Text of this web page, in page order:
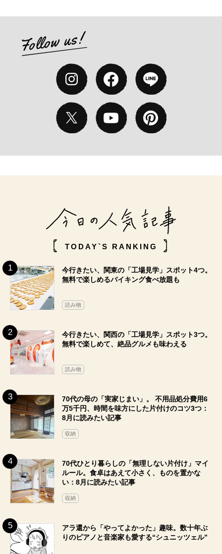
TODAY`S RANKING
今行きたい、関東の「工場見学」スポット4つ。
無料で楽しめるバイキング食べ放題も
読み物
今行きたい、関西の「工場見学」スポット3つ。
無料で楽しめて、絶品グルメも味わえる
読み物
70代の母の「実家じまい」。 不用品処分費用6
万5千円、時間を味方にした片付けのコツ3つ：
8月に読みたい記事
収納
70代ひとり暮らしの「無理しない片付け」マイ
ルール。食卓はあえて小さく、ものを置かな
い：8月に読みたい記事
収納
アラ還から「やってよかった」趣味。数十年ぶ
りのピアノと音楽家も愛する“シュニッツェル”